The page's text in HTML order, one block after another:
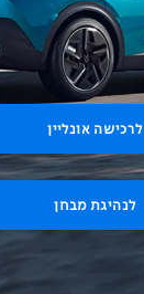
לרכישה אונליין
לנהיגת מבחן